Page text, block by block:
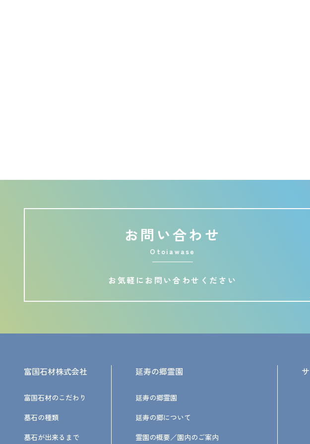
お問い合わせ
Otoiawase
お気軽にお問い合わせください
富国石材株式会社
富国石材のこだわり
墓石の種類
墓石が出来るまで
延寿の郷霊園
延寿の郷霊園
延寿の郷について
霊園の概要／園内のご案内